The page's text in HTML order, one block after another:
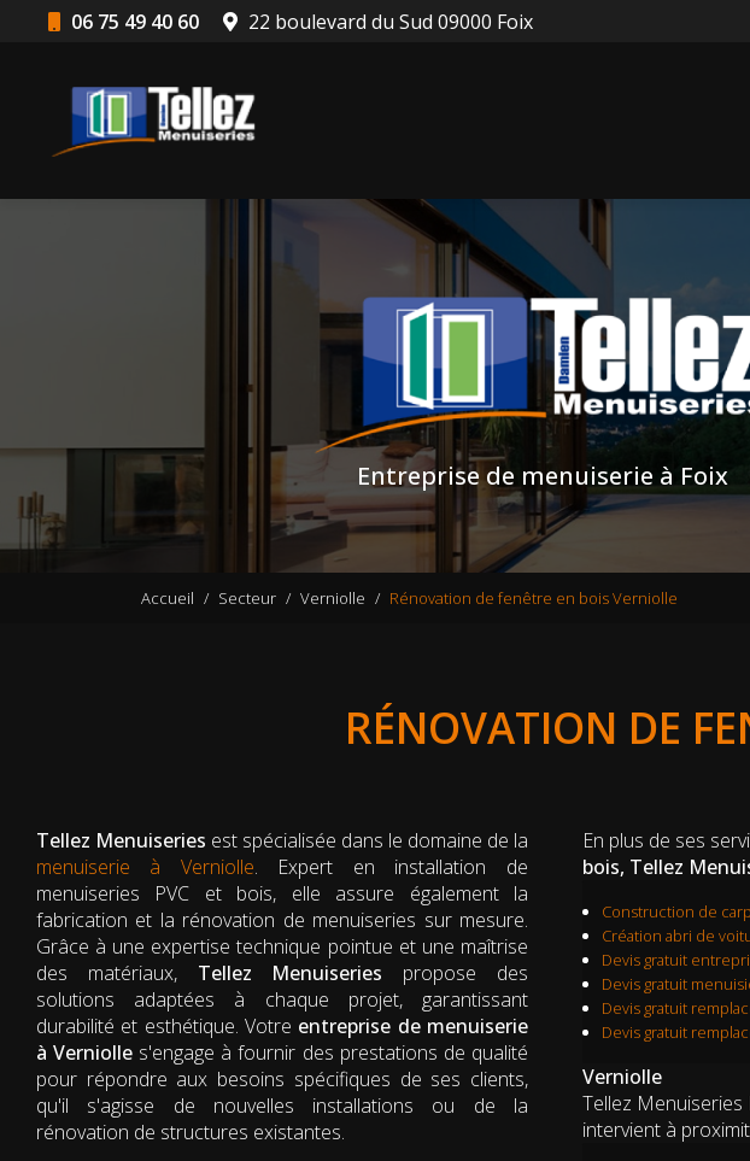
06 75 49 40 60 22 boulevard du Sud 09000 Foix
Entreprise de menuiserie à Foix
Accueil Secteur Verniolle Rénovation de fenêtre en bois Verniolle
RÉNOVATION DE
Tellez Menuiseries est spécialisée dans le domaine de la
menuiserie à Verniolle. Expert en installation de
menuiseries PVC et bois, elle assure également la
fabrication et la rénovation de menuiseries sur mesure.
Grâce à une expertise technique pointue et une maîtrise
des matériaux, Tellez Menuiseries propose des
solutions adaptées à chaque projet, garantissant
durabilité et esthétique. Votre entreprise de menuiserie
à Verniolle s'engage à fournir des prestations de qualité
pour répondre aux besoins spécifiques de ses clients,
qu'il s'agisse de nouvelles installations ou de la
rénovation de structures existantes.
En plus de ses
bois, Tellez
Construction de
Création abri de
Devis gratuit
Devis gratuit
Devis gratuit
Devis gratuit
Verniolle
Tellez Menuiseries
intervient à